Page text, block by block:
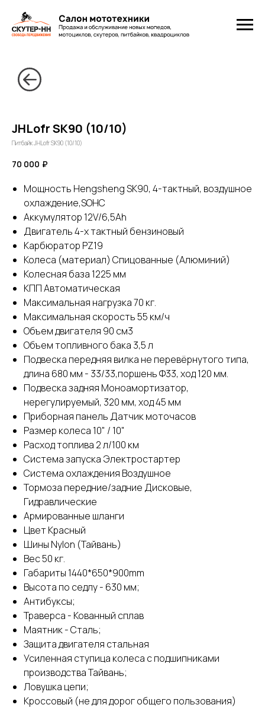
JHLofr SK90 (10/10)
Питбайк JHLofr SK90 (10/10)
70 000 ₽
Мощность Hengsheng SK90, 4-тактный, воздушное
охлаждение,SOHC
Аккумулятор 12V/6,5Ah
Двигатель 4-х тактный бензиновый
Карбюратор PZ19
Колеса (материал) Cпицованные (Алюминий)
Колесная база 1225 мм
КПП Автоматическая
Максимальная нагрузка 70 кг.
Максимальная скорость 55 км/ч
Объем двигателя 90 см3
Объем топливного бака 3,5 л
Подвеска передняя вилка не перевёрнутого типа,
длина 680 мм - 33/33,поршень Ф33, ход 120 мм.
Подвеска задняя Моноамортизатор,
нерегулируемый, 320 мм, ход 45 мм
Приборная панель Датчик моточасов
Размер колеса 10" / 10"
Расход топлива 2 л/100 км
Система запуска Электростартер
Система охлаждения Воздушное
Тормоза передние/задние Дисковые,
Гидравлические
Армированные шланги
Цвет Красный
Шины Nylon (Тайвань)
Вес 50 кг.
Габариты 1440*650*900mm
Высота по седлу - 630 мм;
Антибуксы;
Траверса - Кованный сплав
Маятник - Сталь;
Защита двигателя стальная
Усиленная ступица колеса с подшипниками
производства Тайвань;
Ловушка цепи;
Кроссовый (не для дорог общего пользования)